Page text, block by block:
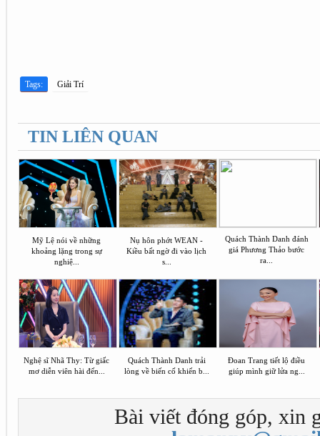
Tags: Giải Trí
TIN LIÊN QUAN
Mỹ Lệ nói về những
khoảng lặng trong sự
nghiệ...
Nụ hôn phớt WEAN -
Kiều bất ngờ đi vào lịch
s...
Quách Thành Danh đánh
giá Phương Thảo bước
ra...
Nghệ sĩ Nhã Thy: Từ giấc
mơ diễn viên hài đến...
Quách Thành Danh trải
lòng về biến cố khiến b...
Đoan Trang tiết lộ điều
giúp mình giữ lửa ng...
Bài viết đóng góp, xin